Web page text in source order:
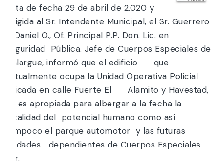
nota de fecha 29 de abril de 2.020 y
dirigida al Sr. Intendente Municipal, el Sr. Guerrero
L. Daniel O., Of. Principal P.P. Don. Lic. en
Seguridad Pública. Jefe de Cuerpos Especiales de
Malargüe, informó que el edificio que
actualmente ocupa la Unidad Operativa Policial
ubicada en calle Fuerte El Alamito y Havestad,
no es apropiada para albergar a la fecha la
totalidad del potencial humano como así
tampoco el parque automotor y las futuras
unidades dependientes de Cuerpos Especiales
Sur.